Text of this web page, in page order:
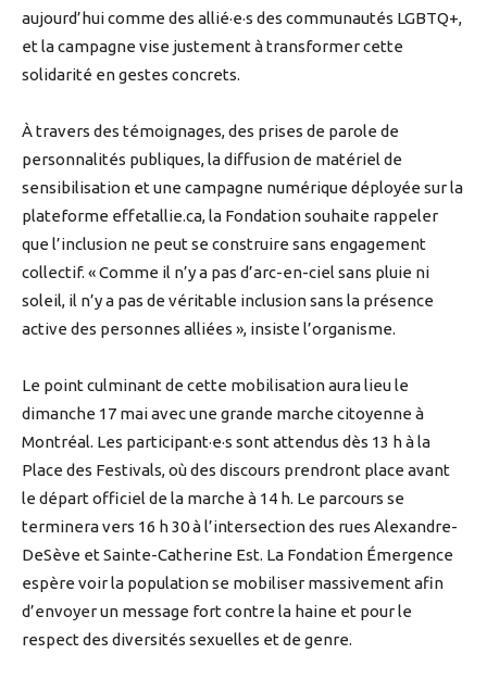
aujourd’hui comme des allié·e·s des communautés LGBTQ+,
et la campagne vise justement à transformer cette
solidarité en gestes concrets.
À travers des témoignages, des prises de parole de
personnalités publiques, la diffusion de matériel de
sensibilisation et une campagne numérique déployée sur la
plateforme effetallie.ca, la Fondation souhaite rappeler
que l’inclusion ne peut se construire sans engagement
collectif. « Comme il n’y a pas d’arc-en-ciel sans pluie ni
soleil, il n’y a pas de véritable inclusion sans la présence
active des personnes alliées », insiste l’organisme.
Le point culminant de cette mobilisation aura lieu le
dimanche 17 mai avec une grande marche citoyenne à
Montréal. Les participant·e·s sont attendus dès 13 h à la
Place des Festivals, où des discours prendront place avant
le départ officiel de la marche à 14 h. Le parcours se
terminera vers 16 h 30 à l’intersection des rues Alexandre-
DeSève et Sainte-Catherine Est. La Fondation Émergence
espère voir la population se mobiliser massivement afin
d’envoyer un message fort contre la haine et pour le
respect des diversités sexuelles et de genre.